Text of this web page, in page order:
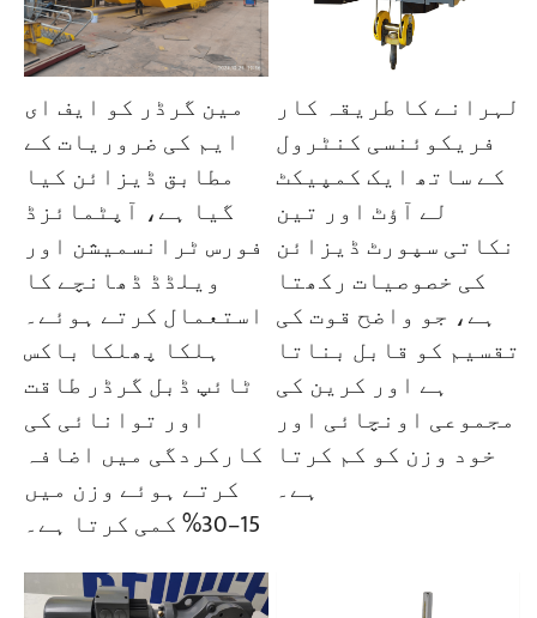
مین گرڈر کو ایف ای
ایم کی ضروریات کے
مطابق ڈیزائن کیا
گیا ہے، آپٹمائزڈ
فورس ٹرانسمیشن اور
ویلڈڈ ڈھانچے کا
استعمال کرتے ہوئے۔
ہلکا پھلکا باکس
ٹائپ ڈبل گرڈر طاقت
اور توانائی کی
کارکردگی میں اضافہ
کرتے ہوئے وزن میں
15–30% کمی کرتا ہے۔
لہرانے کا طریقہ کار
فریکوئنسی کنٹرول
کے ساتھ ایک کمپیکٹ
لے آؤٹ اور تین
نکاتی سپورٹ ڈیزائن
کی خصوصیات رکھتا
ہے، جو واضح قوت کی
تقسیم کو قابل بناتا
ہے اور کرین کی
مجموعی اونچائی اور
خود وزن کو کم کرتا
ہے۔